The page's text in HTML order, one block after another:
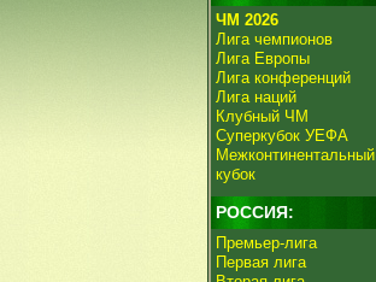
ЧМ 2026
Лига чемпионов
Лига Европы
Лига конференций
Лига наций
Клубный ЧМ
Суперкубок УЕФА
Межконтинентальный
кубок
РОССИЯ:
Премьер-лига
Первая лига